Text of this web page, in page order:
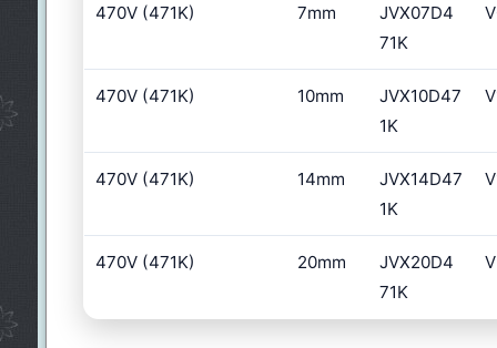
470V (471K) 7mm
JVX07D4
71K
470V (471K) 10mm
JVX10D47
1K
470V (471K) 14mm
JVX14D47
1K
470V (471K) 20mm
JVX20D4
71K